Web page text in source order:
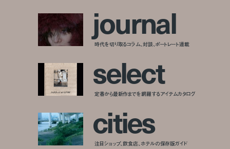
journal
時代を切り取るコラム、対談、ポートレート連載
select
定番から最新作までを網羅するアイテムカタログ
cities
注目ショップ、飲食店、ホテルの保存版ガイド